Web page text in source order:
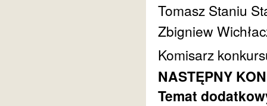
Tomasz Staniu
Zbigniew
Komisarz
NASTĘPNY
Temat